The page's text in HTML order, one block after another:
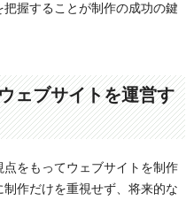
握することが制作の成功の鍵
ェブサイトを運営す
をもってウェブサイトを制作
作だけを重視せず、将来的な